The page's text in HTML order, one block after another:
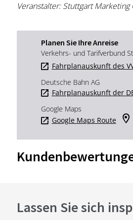
Veranstalter: Stuttgart Marketing
Planen Sie Ihre Anreise
Verkehrs- und Tarifverbund
Fahrplanauskunft des
Deutsche Bahn AG
Fahrplanauskunft der
Google Maps
Google Maps Route
Lassen Sie sich